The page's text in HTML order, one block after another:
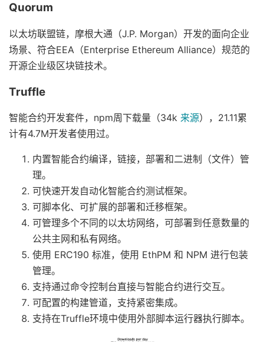
Quorum
以太坊联盟链，摩根大通（J.P. Morgan）开发的面向企业
场景、符合EEA（Enterprise Ethereum Alliance）规范的
开源企业级区块链技术。
Truffle
智能合约开发套件，npm周下载量（34k 来源），21.11累
计有4.7M开发者使用过。
内置智能合约编译，链接，部署和二进制（文件）管
理。
可快速开发自动化智能合约测试框架。
可脚本化、可扩展的部署和迁移框架。
可管理多个不同的以太坊网络，可部署到任意数量的
公共主网和私有网络。
使用 ERC190 标准，使用 EthPM 和 NPM 进行包装
管理。
支持通过命令控制台直接与智能合约进行交互。
可配置的构建管道，支持紧密集成。
支持在Truffle环境中使用外部脚本运行器执行脚本。